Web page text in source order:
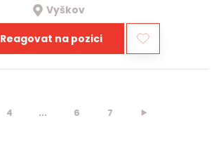
Vyškov
Reagovat na pozici
4 ... 6 7 ⯈